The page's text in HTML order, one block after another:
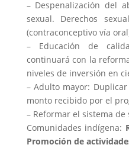
– Despenalización del
sexual. Derechos
(contraconceptivo vía
– Educación de
continuará con la
niveles de inversión en
– Adulto mayor:
monto recibido por el
– Reformar el sistema
Comunidades indígena:
Promoción de